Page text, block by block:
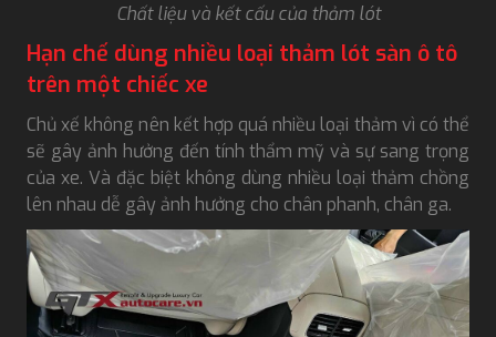
Chất liệu và kết cấu của thảm lót
Hạn chế dùng nhiều loại thảm lót sàn ô tô
trên một chiếc xe
Chủ xế không nên kết hợp quá nhiều loại thảm vì có thể
sẽ gây ảnh hưởng đến tính thẩm mỹ và sự sang trọng
của xe. Và đặc biệt không dùng nhiều loại thảm chồng
lên nhau dễ gây ảnh hưởng cho chân phanh, chân ga.